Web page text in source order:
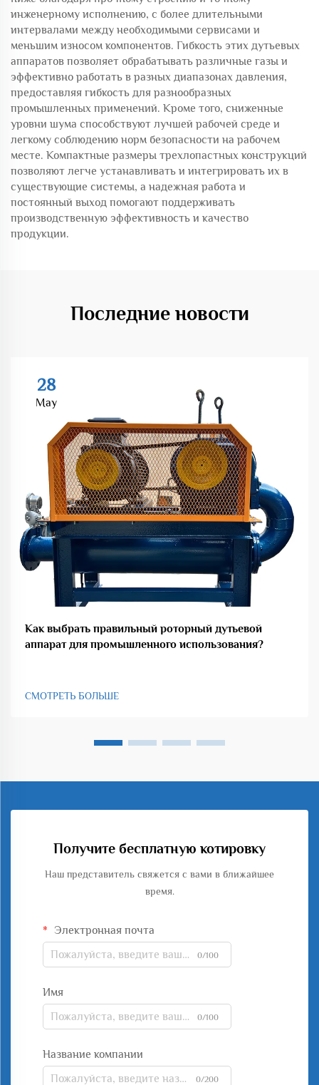
инженерному исполнению, с более длительными
интервалами между необходимыми сервисами и
меньшим износом компонентов. Гибкость этих дутьевых
аппаратов позволяет обрабатывать различные газы и
эффективно работать в разных диапазонах давления,
предоставляя гибкость для разнообразных
промышленных применений. Кроме того, сниженные
уровни шума способствуют лучшей рабочей среде и
легкому соблюдению норм безопасности на рабочем
месте. Компактные размеры трехлопастных конструкций
позволяют легче устанавливать и интегрировать их в
существующие системы, а надежная работа и
постоянный выход помогают поддерживать
производственную эффективность и качество
продукции.
Последние новости
28
May
Как выбрать правильный роторный дутьевой
аппарат для промышленного использования?
СМОТРЕТЬ БОЛЬШЕ
Получите бесплатную котировку
Наш представитель свяжется с вами в ближайшее
время.
Электронная почта
0/100
Имя
0/100
Название компании
0/200